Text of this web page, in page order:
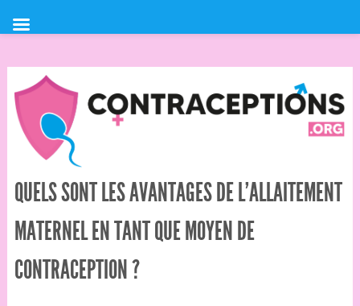
QUELS SONT LES AVANTAGES DE L’ALLAITEMENT
MATERNEL EN TANT QUE MOYEN DE
CONTRACEPTION ?